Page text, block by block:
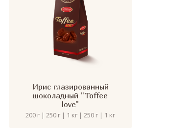
Ирис глазированный
шоколадный "Toffee
love"
200 г | 250 г | 1 кг | 250 г | 1 кг